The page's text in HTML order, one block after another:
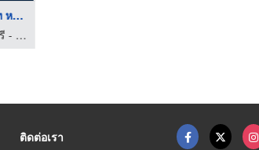
สำนักงานกฎหมาย รีวิว ...
รับแก้ปัญหาทางกฎหมาย - สำนักงานกฎหมายสุฤทธิ์
ติดต่อเรา